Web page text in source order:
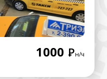
1000 Рн/ч